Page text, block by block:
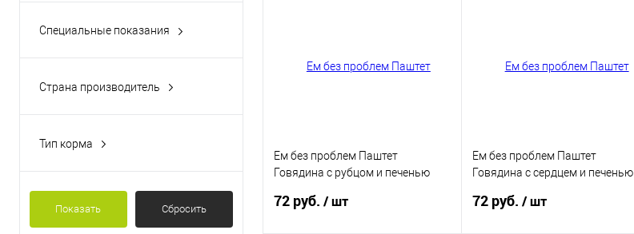
Специальные показания
Страна производитель
Тип корма
Показать Сбросить
Ем без проблем Паштет
Говядина с рубцом и печенью
72 руб. / шт
Ем без проблем Паштет
Говядина с сердцем и печенью
72 руб. / шт